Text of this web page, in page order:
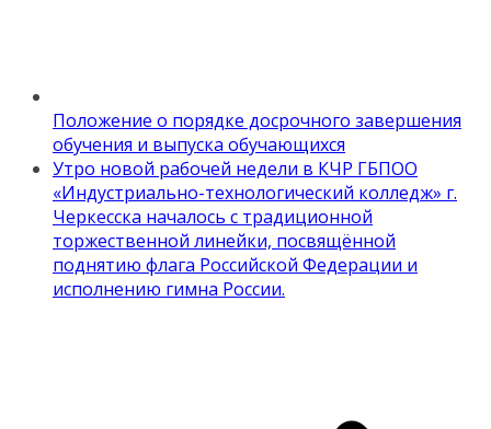
Положение о порядке досрочного завершения
обучения и выпуска обучающихся
Утро новой рабочей недели в КЧР ГБПОО
«Индустриально-технологический колледж» г.
Черкесска началось с традиционной
торжественной линейки, посвящённой
поднятию флага Российской Федерации и
исполнению гимна России.